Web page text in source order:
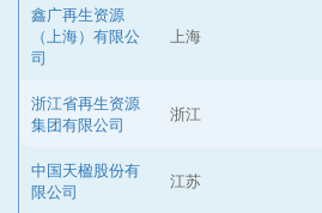
鑫广再生资源
（上海）有限公
司
上海
浙江省再生资源
集团有限公司
浙江
中国天楹股份有
限公司
江苏